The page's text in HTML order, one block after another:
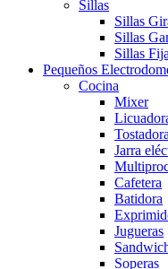
Sillas
Sillas
Sillas
Sillas
Pequeños
Cocina
Mixer
Tostadora
Jarra
Cafetera
Batidora
Jugueras
Soperas